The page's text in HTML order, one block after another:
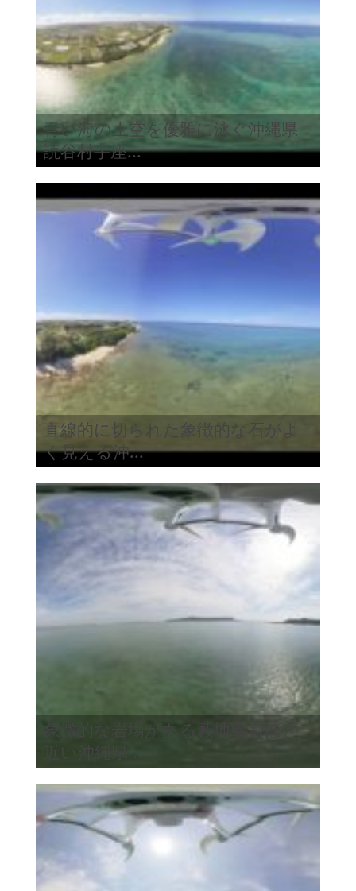
青い海の上空を優雅に泳ぐ沖縄県
読谷村宇座...
直線的に切られた象徴的な石がよ
く見える沖...
象徴的な岩場がある藪地島もほど
近い沖縄県...